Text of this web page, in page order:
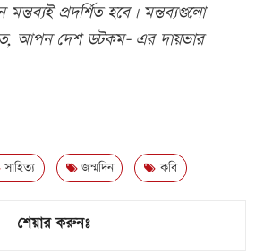
প্রদর্শিত হবে। মন্তব্যগুলো
আপন দেশ ডটকম- এর দায়ভার
সাহিত্য জন্মদিন কবি
শেয়ার করুনঃ